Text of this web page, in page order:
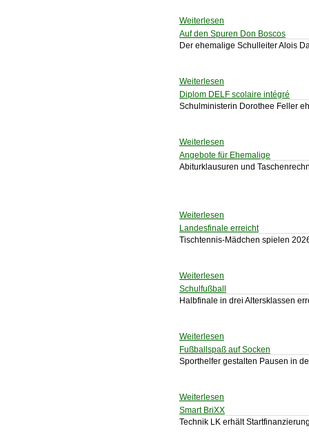
Weiterlesen
Auf den Spuren Don Boscos
Der ehemalige Schulleiter Alois
Weiterlesen
Diplom DELF scolaire intégré
Schulministerin Dorothee Feller
Weiterlesen
Angebote für Ehemalige
Abiturklausuren und
Weiterlesen
Landesfinale erreicht
Tischtennis-Mädchen spielen
Weiterlesen
Schulfußball
Halbfinale in drei Altersklassen
Weiterlesen
Fußballspaß auf Socken
Sporthelfer gestalten Pausen in
Weiterlesen
Smart BriXX
Technik LK erhält